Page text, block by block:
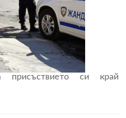
присъствието си край